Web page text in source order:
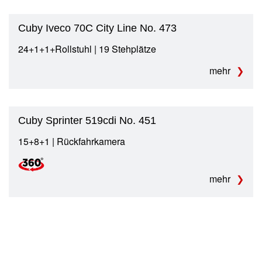
Cuby Iveco 70C City Line No. 473
24+1+1+Rollstuhl | 19 Stehplätze
mehr
Cuby Sprinter 519cdi No. 451
15+8+1 | Rückfahrkamera
mehr